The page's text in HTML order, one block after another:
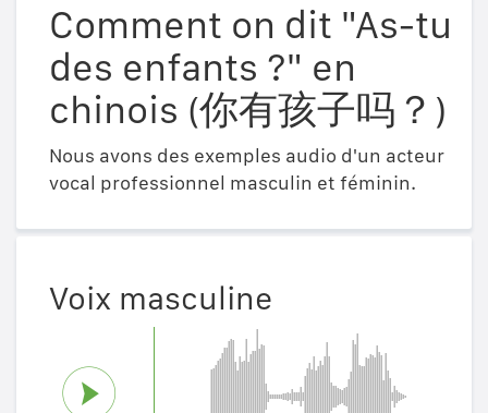
Comment on dit "As-tu
des enfants ?" en
chinois (你有孩子吗？)
Nous avons des exemples audio d'un acteur
vocal professionnel masculin et féminin.
Voix masculine